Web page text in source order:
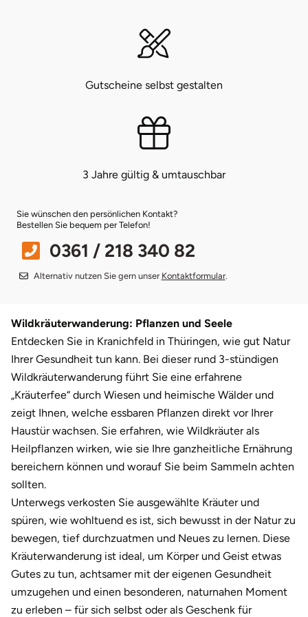
Gutscheine selbst gestalten
3 Jahre gültig & umtauschbar
Sie wünschen den persönlichen Kontakt?
Bestellen Sie bequem per Telefon!
0361 / 218 340 82
Alternativ nutzen Sie gern unser Kontaktformular.
Wildkräuterwanderung: Pflanzen und Seele
Entdecken Sie in Kranichfeld in Thüringen, wie gut Natur
Ihrer Gesundheit tun kann. Bei dieser rund 3-stündigen
Wildkräuterwanderung führt Sie eine erfahrene
„Kräuterfee“ durch Wiesen und heimische Wälder und
zeigt Ihnen, welche essbaren Pflanzen direkt vor Ihrer
Haustür wachsen. Sie erfahren, wie Wildkräuter als
Heilpflanzen wirken, wie sie Ihre ganzheitliche Ernährung
bereichern können und worauf Sie beim Sammeln achten
sollten.
Unterwegs verkosten Sie ausgewählte Kräuter und
spüren, wie wohltuend es ist, sich bewusst in der Natur zu
bewegen, tief durchzuatmen und Neues zu lernen. Diese
Kräuterwanderung ist ideal, um Körper und Geist etwas
Gutes zu tun, achtsamer mit der eigenen Gesundheit
umzugehen und einen besonderen, naturnahen Moment
zu erleben – für sich selbst oder als Geschenk für
Coburg
Cottbus
Deggendorf
Dessau
Dietzenbach
Dingolfing
Dorsten
Dortmund
Dresden
Duisburg
Strausberg (Berlin/Brandenburg)
Sömmerda
sächsische Schweiz
Witterda